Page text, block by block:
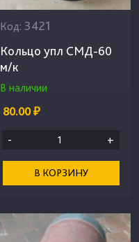
Код: 3421
Кольцо упл СМД-60
м/к
В наличии
80.00 ₽
- +
В КОРЗИНУ